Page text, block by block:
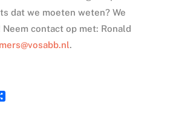
dat we moeten weten? We
contact op met: Ronald
.
D